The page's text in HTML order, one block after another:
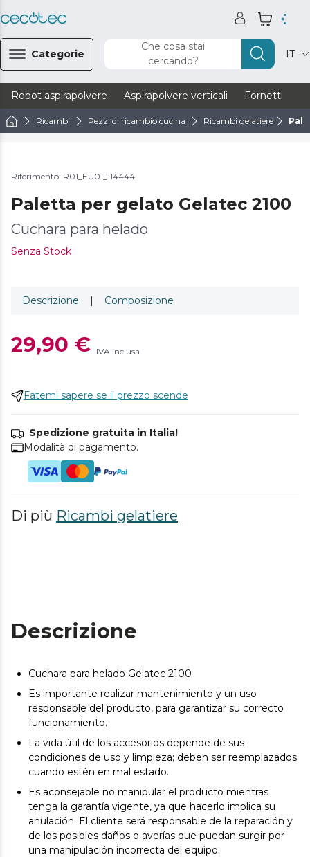
Categorie
Che cosa stai
cercando?
IT
Robot aspirapolvere Aspirapolvere verticali Fornetti
Ricambi Pezzi di ricambio cucina Ricambi gelatiere
Riferimento: R01_EU01_114444
Paletta per gelato Gelatec 2100
Cuchara para helado
Senza Stock
Descrizione | Composizione
29,90 € IVA inclusa
Fatemi sapere se il prezzo scende
Spedizione gratuita in Italia!
Modalità di pagamento.
Di più Ricambi gelatiere
Descrizione
Cuchara para helado Gelatec 2100
Es importante realizar mantenimiento y un uso
responsable del producto, para garantizar su correcto
funcionamiento.
La vida útil de los accesorios depende de sus
condiciones de uso y limpieza; deben ser reemplazados
cuando estén en mal estado.
Es aconsejable no manipular el producto mientras
tenga la garantía vigente, ya que hacerlo implica su
anulación. El cliente será responsable de la reparación y
de los posibles daños o averías que puedan surgir por
una manipulación incorrecta del equipo.